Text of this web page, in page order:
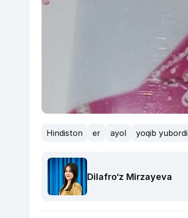
Hindiston er ayol yoqib yubordi
Dilafro‘z Mirzayeva